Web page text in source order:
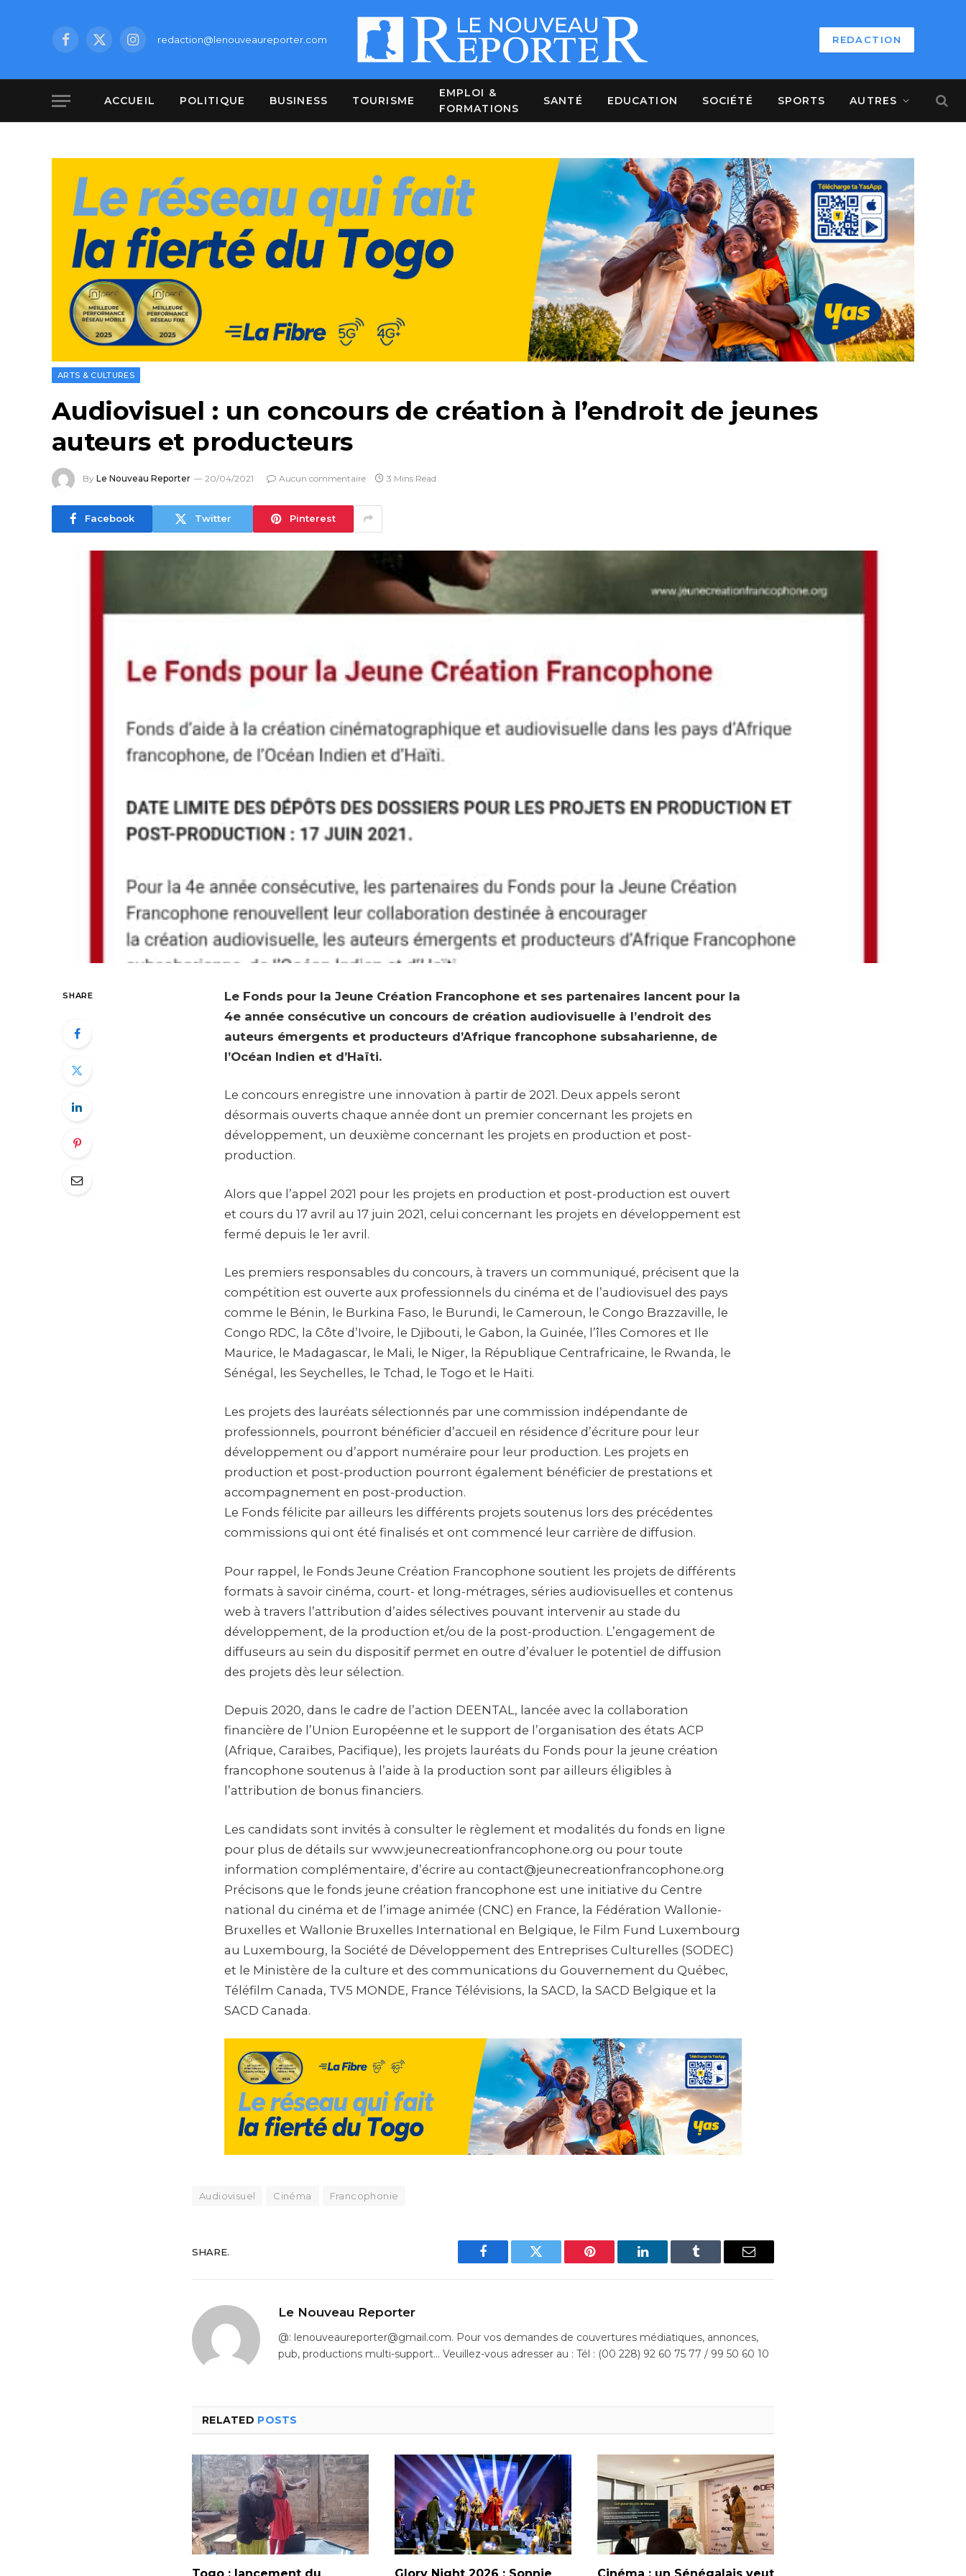
Facebook
X
Instagramredaction@lenouveaureporter.com REDACTION
ACCUEIL POLITIQUE BUSINESS TOURISME
EMPLOI &
FORMATIONS
SANTÉ EDUCATION SOCIÉTÉ SPORTS AUTRES
ARTS & CULTURES
Audiovisuel : un concours de création à l’endroit de jeunes
auteurs et producteurs
By Le Nouveau Reporter 20/04/2021 Aucun commentaire 3 Mins Read
Facebook Twitter Pinterest
SHARE
Le Fonds pour la Jeune Création Francophone et ses partenaires lancent pour la
4e année consécutive un concours de création audiovisuelle à l’endroit des
auteurs émergents et producteurs d’Afrique francophone subsaharienne, de
l’Océan Indien et d’Haïti.
Le concours enregistre une innovation à partir de 2021. Deux appels seront
désormais ouverts chaque année dont un premier concernant les projets en
développement, un deuxième concernant les projets en production et post-
production.
Alors que l’appel 2021 pour les projets en production et post-production est ouvert
et cours du 17 avril au 17 juin 2021, celui concernant les projets en développement est
fermé depuis le 1er avril.
Les premiers responsables du concours, à travers un communiqué, précisent que la
compétition est ouverte aux professionnels du cinéma et de l’audiovisuel des pays
comme le Bénin, le Burkina Faso, le Burundi, le Cameroun, le Congo Brazzaville, le
Congo RDC, la Côte d’Ivoire, le Djibouti, le Gabon, la Guinée, l’îles Comores et Ile
Maurice, le Madagascar, le Mali, le Niger, la République Centrafricaine, le Rwanda, le
Sénégal, les Seychelles, le Tchad, le Togo et le Haïti.
Les projets des lauréats sélectionnés par une commission indépendante de
professionnels, pourront bénéficier d’accueil en résidence d’écriture pour leur
développement ou d’apport numéraire pour leur production. Les projets en
production et post-production pourront également bénéficier de prestations et
accompagnement en post-production.
Le Fonds félicite par ailleurs les différents projets soutenus lors des précédentes
commissions qui ont été finalisés et ont commencé leur carrière de diffusion.
Pour rappel, le Fonds Jeune Création Francophone soutient les projets de différents
formats à savoir cinéma, court- et long-métrages, séries audiovisuelles et contenus
web à travers l’attribution d’aides sélectives pouvant intervenir au stade du
développement, de la production et/ou de la post-production. L’engagement de
diffuseurs au sein du dispositif permet en outre d’évaluer le potentiel de diffusion
des projets dès leur sélection.
Depuis 2020, dans le cadre de l’action DEENTAL, lancée avec la collaboration
financière de l’Union Européenne et le support de l’organisation des états ACP
(Afrique, Caraïbes, Pacifique), les projets lauréats du Fonds pour la jeune création
francophone soutenus à l’aide à la production sont par ailleurs éligibles à
l’attribution de bonus financiers.
Les candidats sont invités à consulter le règlement et modalités du fonds en ligne
pour plus de détails sur www.jeunecreationfrancophone.org ou pour toute
information complémentaire, d’écrire au contact@jeunecreationfrancophone.org
Précisons que le fonds jeune création francophone est une initiative du Centre
national du cinéma et de l’image animée (CNC) en France, la Fédération Wallonie-
Bruxelles et Wallonie Bruxelles International en Belgique, le Film Fund Luxembourg
au Luxembourg, la Société de Développement des Entreprises Culturelles (SODEC)
et le Ministère de la culture et des communications du Gouvernement du Québec,
Téléfilm Canada, TV5 MONDE, France Télévisions, la SACD, la SACD Belgique et la
SACD Canada.
Audiovisuel Cinéma Francophonie
SHARE.
Facebook Twitter Pinterest LinkedIn Tumblr Email
Le Nouveau Reporter
@: lenouveaureporter@gmail.com. Pour vos demandes de couvertures médiatiques, annonces,
pub, productions multi-support… Veuillez-vous adresser au : Tél : (00 228) 92 60 75 77 / 99 50 60 10
RELATED POSTS
Togo : lancement du Glory Night 2026 : Sonnie Cinéma : un Sénégalais veut